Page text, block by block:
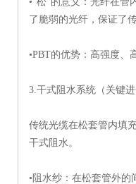
了脆弱的光纤，保证了
•PBT的优势：高强度、
3.干式阻水系统（关键
传统光缆在松套管内填
干式阻水。
•阻水纱：在松套管外